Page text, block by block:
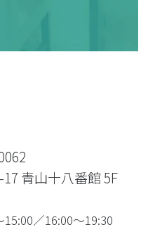
青山十八番館 5F
／16:00～19:30